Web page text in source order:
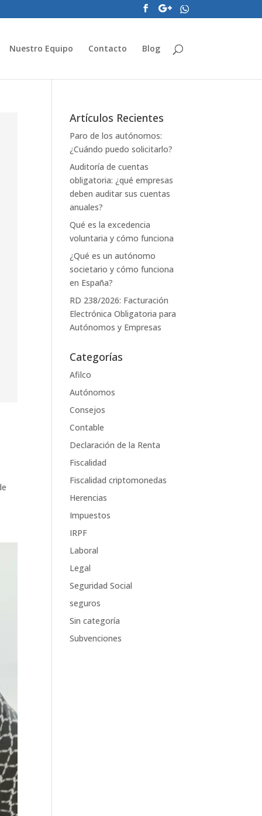
Nuestro Equipo Contacto Blog
Artículos Recientes
Paro de los autónomos:
¿Cuándo puedo solicitarlo?
Auditoría de cuentas
obligatoria: ¿qué empresas
deben auditar sus cuentas
anuales?
Qué es la excedencia
voluntaria y cómo funciona
¿Qué es un autónomo
societario y cómo funciona
en España?
RD 238/2026: Facturación
Electrónica Obligatoria para
Autónomos y Empresas
Categorías
Afilco
Autónomos
Consejos
Contable
Declaración de la Renta
Fiscalidad
Fiscalidad criptomonedas
Herencias
Impuestos
IRPF
Laboral
Legal
Seguridad Social
seguros
Sin categoría
Subvenciones